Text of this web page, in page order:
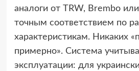
аналоги от TRW, Brembo
точным соответствием по
характеристикам. Никаких
примерно». Система
эксплуатации: для